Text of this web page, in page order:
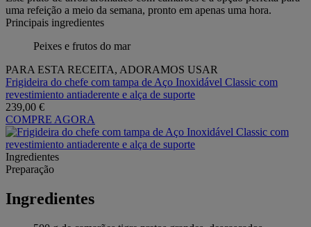
uma refeição a meio da semana, pronto em apenas uma hora.
Principais ingredientes
Peixes e frutos do mar
PARA ESTA RECEITA, ADORAMOS USAR
Frigideira do chefe com tampa de Aço Inoxidável Classic com
revestimiento antiaderente e alça de suporte
239,00 €
COMPRE AGORA
Ingredientes
Preparação
Ingredientes